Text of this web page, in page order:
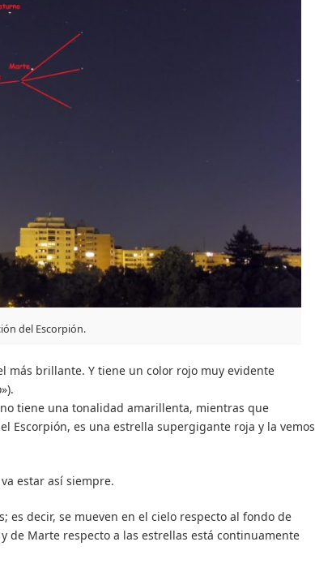
del Escorpión.
más brillante. Y tiene un color rojo muy evidente
tiene una tonalidad amarillenta, mientras que
Escorpión, es una estrella supergigante roja y la vemos
estar así siempre.
es decir, se mueven en el cielo respecto al fondo de
de Marte respecto a las estrellas está continuamente